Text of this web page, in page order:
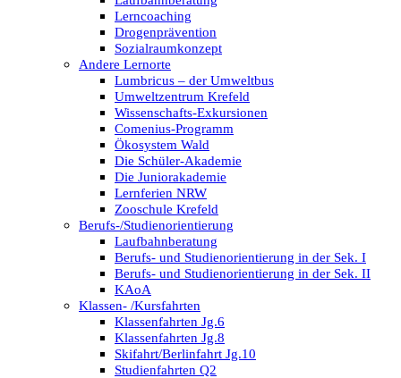
Lerncoaching
Drogenprävention
Sozialraumkonzept
Andere Lernorte
Lumbricus – der Umweltbus
Umweltzentrum Krefeld
Wissenschafts-Exkursionen
Comenius-Programm
Ökosystem Wald
Die Schüler-Akademie
Die Juniorakademie
Lernferien NRW
Zooschule Krefeld
Berufs-/Studienorientierung
Laufbahnberatung
Berufs- und Studienorientierung in der Sek. I
Berufs- und Studienorientierung in der Sek. II
KAoA
Klassen- /Kursfahrten
Klassenfahrten Jg.6
Klassenfahrten Jg.8
Skifahrt/Berlinfahrt Jg.10
Studienfahrten Q2